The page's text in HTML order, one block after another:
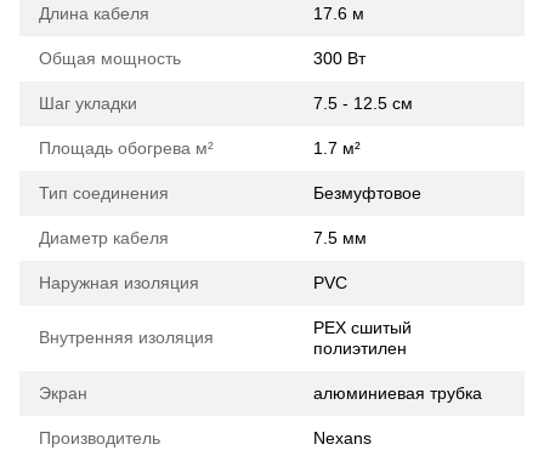
Длина кабеля 17.6 м
Общая мощность 300 Вт
Шаг укладки 7.5 - 12.5 см
Площадь обогрева м² 1.7 м²
Тип соединения Безмуфтовое
Диаметр кабеля 7.5 мм
Наружная изоляция PVC
Внутренняя изоляция
PEX сшитый
полиэтилен
Экран алюминиевая трубка
Производитель Nexans